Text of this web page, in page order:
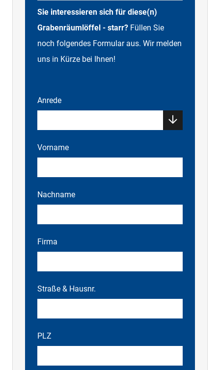
Sie interessieren sich für diese(n)
Grabenräumlöffel - starr? Füllen Sie
noch folgendes Formular aus. Wir melden
uns in Kürze bei Ihnen!
Anrede
Vorname
Nachname
Firma
Straße & Hausnr.
PLZ